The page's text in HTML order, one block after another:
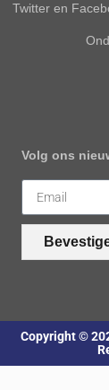
Twitter en
Volg ons
Copyright ©